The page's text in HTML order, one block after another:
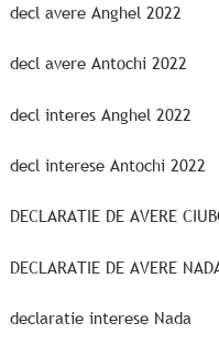
decl avere Anghel 2022
decl avere Antochi 2022
decl interes Anghel 2022
decl interese Antochi 2022
DECLARATIE DE AVERE
DECLARATIE DE AVERE
declaratie interese Nada